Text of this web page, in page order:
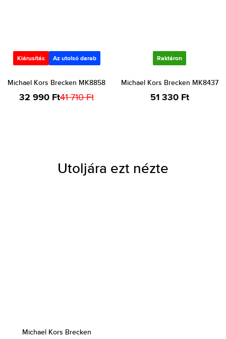
Kiárusítás Az utolsó darab
Michael Kors Brecken MK8858
32 990 Ft41 710 Ft
Raktáron
Michael Kors Brecken MK8437
51 330 Ft
Utoljára ezt nézte
Michael Kors Brecken